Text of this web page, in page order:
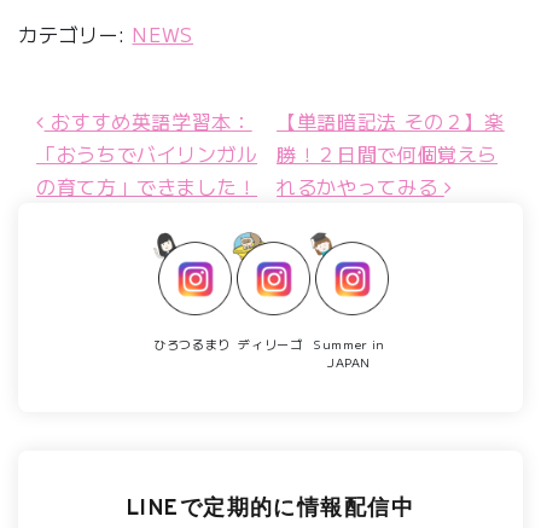
カテゴリー: NEWS
投稿ナビゲーション
おすすめ英語学習本：
「おうちでバイリンガル
の育て方」できました！
【単語暗記法 その２】楽
勝！２日間で何個覚えら
れるかやってみる
ひろつるまり ディリーゴ
Summer in
JAPAN
LINEで定期的に情報配信中